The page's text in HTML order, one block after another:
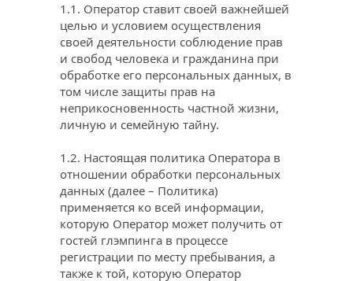
1.1. Оператор ставит своей важнейшей
целью и условием осуществления
своей деятельности соблюдение прав
и свобод человека и гражданина при
обработке его персональных данных, в
том числе защиты прав на
неприкосновенность частной жизни,
личную и семейную тайну.
1.2. Настоящая политика Оператора в
отношении обработки персональных
данных (далее – Политика)
применяется ко всей информации,
которую Оператор может получить от
гостей глэмпинга в процессе
регистрации по месту пребывания, а
также к той, которую Оператор